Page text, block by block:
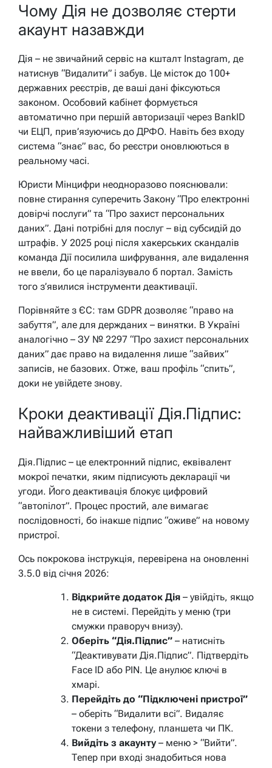
Чому Дія не дозволяє стерти
акаунт назавжди
Дія – не звичайний сервіс на кшталт Instagram, де
натиснув “Видалити” і забув. Це місток до 100+
державних реєстрів, де ваші дані фіксуються
законом. Особовий кабінет формується
автоматично при першій авторизації через BankID
чи ЕЦП, прив’язуючись до ДРФО. Навіть без входу
система “знає” вас, бо реєстри оновлюються в
реальному часі.
Юристи Мінцифри неодноразово пояснювали:
повне стирання суперечить Закону “Про електронні
довірчі послуги” та “Про захист персональних
даних”. Дані потрібні для послуг – від субсидій до
штрафів. У 2025 році після хакерських скандалів
команда Дії посилила шифрування, але видалення
не ввели, бо це паралізувало б портал. Замість
того з’явилися інструменти деактивації.
Порівняйте з ЄС: там GDPR дозволяє “право на
забуття”, але для держданих – винятки. В Україні
аналогічно – ЗУ № 2297 “Про захист персональних
даних” дає право на видалення лише “зайвих”
записів, не базових. Отже, ваш профіль “спить”,
доки не увійдете знову.
Кроки деактивації Дія.Підпис:
найважливіший етап
Дія.Підпис – це електронний підпис, еквівалент
мокрої печатки, яким підписують декларації чи
угоди. Його деактивація блокує цифровий
“автопілот”. Процес простий, але вимагає
послідовності, бо інакше підпис “оживе” на новому
пристрої.
Ось покрокова інструкція, перевірена на оновленні
3.5.0 від січня 2026:
Відкрийте додаток Дія – увійдіть, якщо
не в системі. Перейдіть у меню (три
смужки праворуч внизу).
Оберіть “Дія.Підпис” – натисніть
“Деактивувати Дія.Підпис”. Підтвердіть
Face ID або PIN. Це анулює ключі в
хмарі.
Перейдіть до “Підключені пристрої”
– оберіть “Видалити всі”. Видаляє
токени з телефону, планшета чи ПК.
Вийдіть з акаунту – меню > “Вийти”.
Тепер при вході знадобиться нова